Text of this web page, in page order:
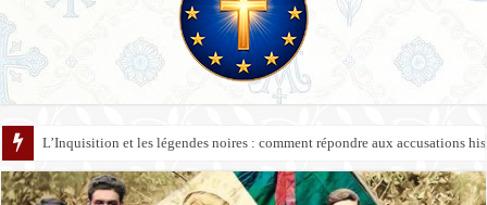
L’Inquisition et les légendes noires : comment répondre aux accusations